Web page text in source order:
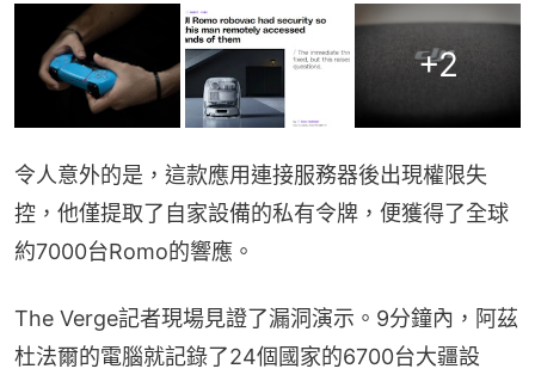
+2
令人意外的是，這款應用連接服務器後出現權限失
控，他僅提取了自家設備的私有令牌，便獲得了全球
約7000台Romo的響應。
The Verge記者現場見證了漏洞演示。9分鐘內，阿茲
杜法爾的電腦就記錄了24個國家的6700台大疆設